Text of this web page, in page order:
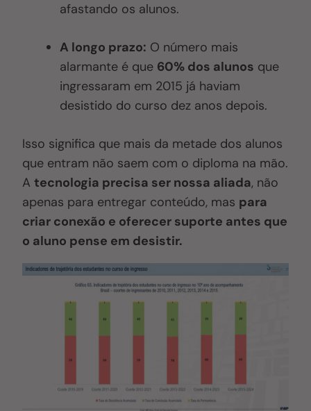
afastando os alunos.
A longo prazo: O número mais
alarmante é que 60% dos alunos que
ingressaram em 2015 já haviam
desistido do curso dez anos depois.
Isso significa que mais da metade dos alunos
que entram não saem com o diploma na mão.
Atecnologia precisa ser nossa aliada, não
apenas para entregar conteúdo, mas para
criar conexão e oferecer suporte antes que
o aluno pense em desistir.